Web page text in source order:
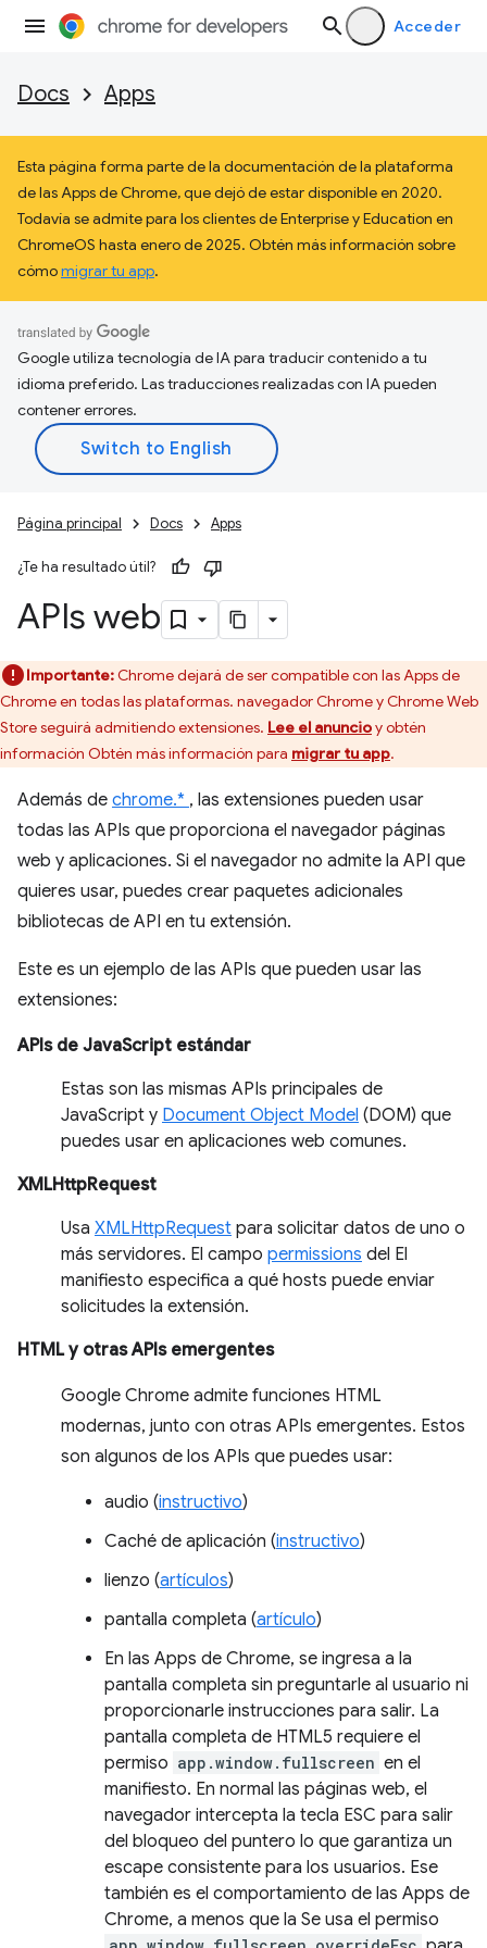
Acceder
Docs Apps
Esta página forma parte de la documentación de la plataforma
de las Apps de Chrome, que dejó de estar disponible en 2020.
Todavía se admite para los clientes de Enterprise y Education en
ChromeOS hasta enero de 2025. Obtén más información sobre
cómomigrar tu app.
Google utiliza tecnología de IA para traducir contenido a tu
idioma preferido. Las traducciones realizadas con IA pueden
contener errores.
Página principal Docs Apps
¿Te ha resultado útil?
APIs web
Importante:Chrome dejará de ser compatible con las Apps de
Chrome en todas las plataformas. navegador Chrome y Chrome Web
Store seguirá admitiendo extensiones. Lee el anuncioy obtén
información Obtén más información para migrar tu app.
Además de chrome.* , las extensiones pueden usar
todas las APIs que proporciona el navegador páginas
web y aplicaciones. Si el navegador no admite la API que
quieres usar, puedes crear paquetes adicionales
bibliotecas de API en tu extensión.
Este es un ejemplo de las APIs que pueden usar las
extensiones:
APIs de JavaScript estándar
Estas son las mismas APIs principales de
JavaScript y Document Object Model (DOM) que
puedes usar en aplicaciones web comunes.
XMLHttpRequest
Usa XMLHttpRequest para solicitar datos de uno o
más servidores. El campo permissions del El
manifiesto especifica a qué hosts puede enviar
solicitudes la extensión.
HTML y otras APIs emergentes
Google Chrome admite funciones HTML
modernas, junto con otras APIs emergentes. Estos
son algunos de los APIs que puedes usar:
audio (instructivo)
Caché de aplicación (instructivo)
lienzo (artículos)
pantalla completa (artículo)
En las Apps de Chrome, se ingresa a la
pantalla completa sin preguntarle al usuario ni
proporcionarle instrucciones para salir. La
pantalla completa de HTML5 requiere el
permiso app.window.fullscreen en el
manifiesto. En normal las páginas web, el
navegador intercepta la tecla ESC para salir
del bloqueo del puntero lo que garantiza un
escape consistente para los usuarios. Ese
también es el comportamiento de las Apps de
Chrome, a menos que la Se usa el permiso